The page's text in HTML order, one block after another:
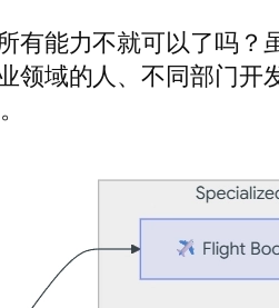
能力不就可以了吗
域的人、不同部门开